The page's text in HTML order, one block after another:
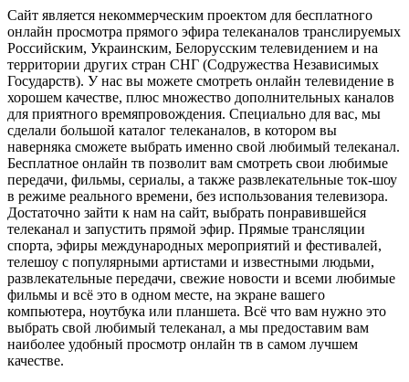
Сайт является некоммерческим проектом для бесплатного
онлайн просмотра прямого эфира телеканалов транслируемых
Российским, Украинским, Белорусским телевидением и на
территории других стран СНГ (Содружества Независимых
Государств). У нас вы можете смотреть онлайн телевидение в
хорошем качестве, плюс множество дополнительных каналов
для приятного времяпровождения. Специально для вас, мы
сделали большой каталог телеканалов, в котором вы
наверняка сможете выбрать именно свой любимый телеканал.
Бесплатное онлайн тв позволит вам смотреть свои любимые
передачи, фильмы, сериалы, а также развлекательные ток-шоу
в режиме реального времени, без использования телевизора.
Достаточно зайти к нам на сайт, выбрать понравившейся
телеканал и запустить прямой эфир. Прямые трансляции
спорта, эфиры международных мероприятий и фестивалей,
телешоу с популярными артистами и известными людьми,
развлекательные передачи, свежие новости и всеми любимые
фильмы и всё это в одном месте, на экране вашего
компьютера, ноутбука или планшета. Всё что вам нужно это
выбрать свой любимый телеканал, а мы предоставим вам
наиболее удобный просмотр онлайн тв в самом лучшем
качестве.